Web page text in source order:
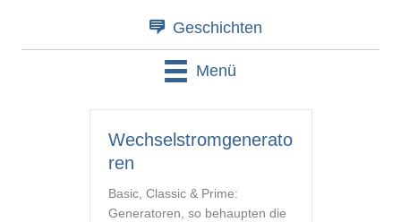
Geschichten
Menü
Wechselstromgenerato
ren
Basic, Classic & Prime:
Generatoren, so behaupten die